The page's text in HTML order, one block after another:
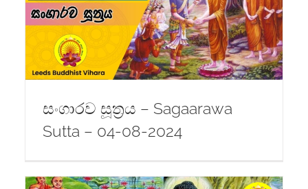
සංගාරව සූත්‍රය – Sagaarawa
Sutta – 04-08-2024